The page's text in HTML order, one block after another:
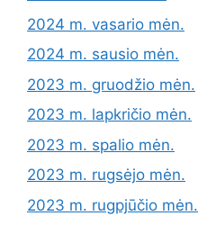
2024 m. vasario mėn.
2024 m. sausio mėn.
2023 m. gruodžio mėn.
2023 m. lapkričio mėn.
2023 m. spalio mėn.
2023 m. rugsėjo mėn.
2023 m. rugpjūčio mėn.